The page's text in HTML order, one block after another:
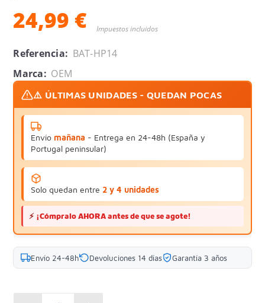
24,99 € Impuestos incluidos
Referencia: BAT-HP14
Marca: OEM
⚠️ ÚLTIMAS UNIDADES - QUEDAN POCAS
Envío mañana - Entrega en 24-48h (España y
Portugal peninsular)
Solo quedan entre 2 y 4 unidades
⚡ ¡Cómpralo AHORA antes de que se agote!
Envío 24-48h Devoluciones 14 días Garantía 3 años